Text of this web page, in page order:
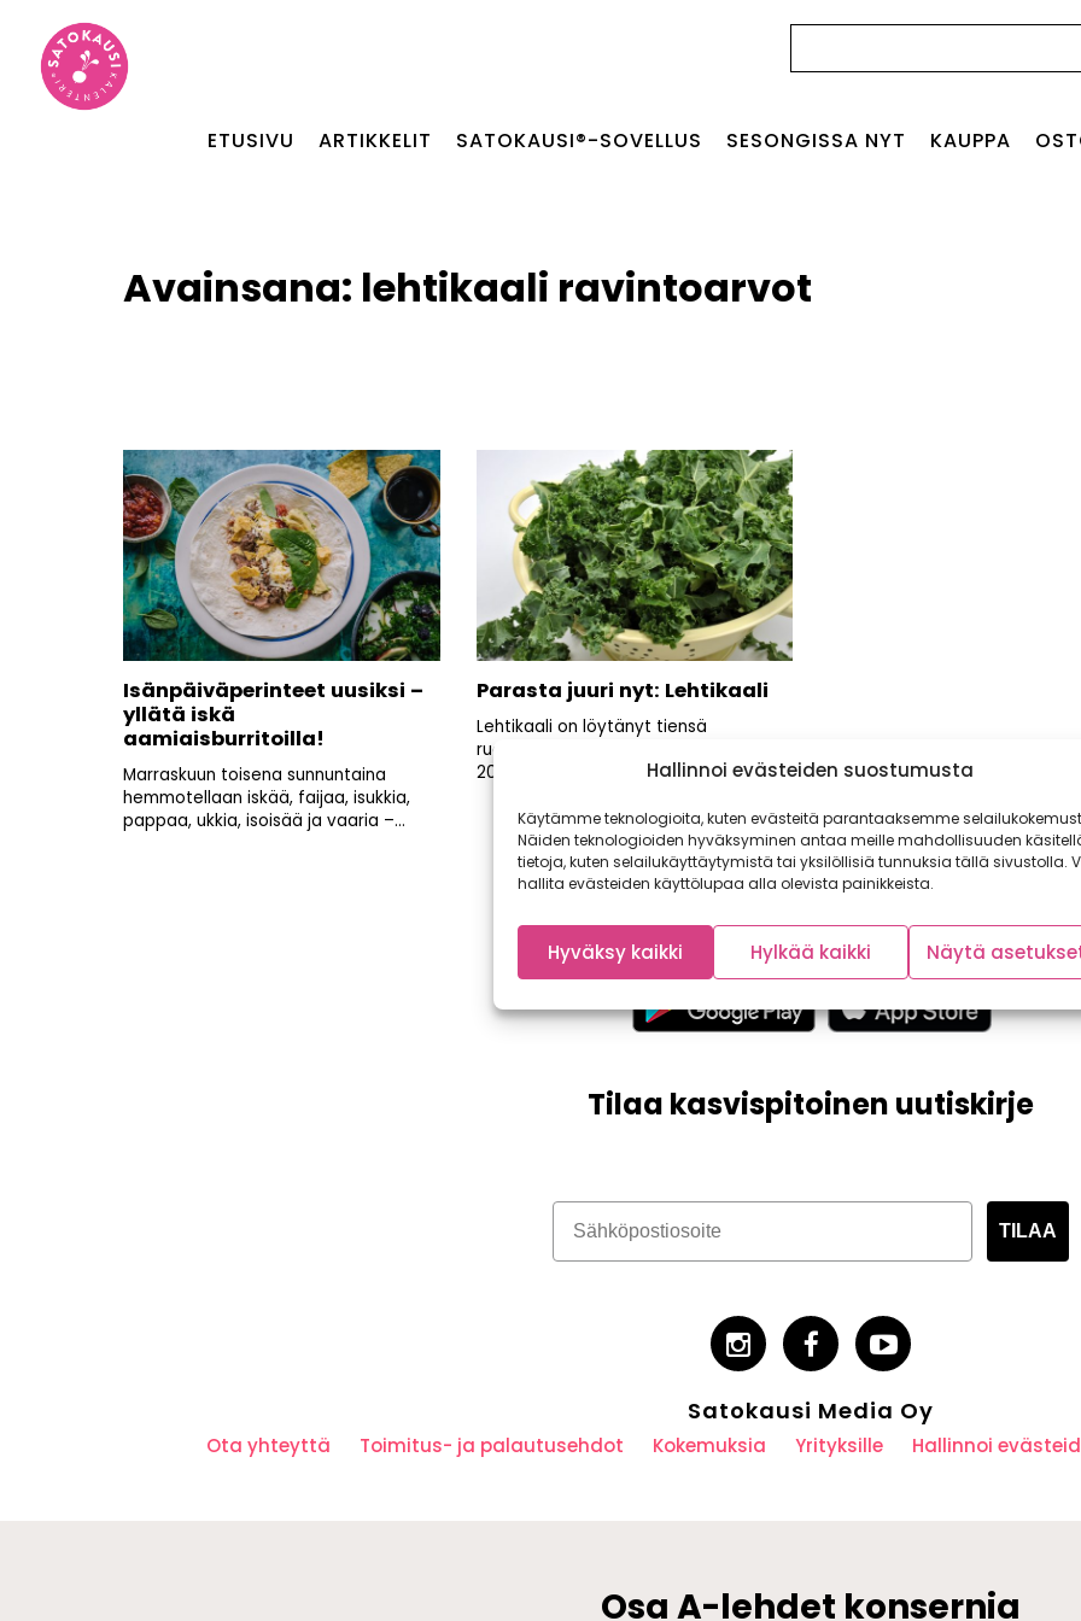
Hallinnoi evästeiden suostumusta
Käytämme teknologioita, kuten evästeitä parantaaksemme
Näiden teknologioiden hyväksyminen antaa meille mahdollisuuden
tietoja, kuten selailukäyttäytymistä tai yksilöllisiä tunnuksia tällä sivustolla.
hallita evästeiden käyttölupaa alla olevista painikkeista.
Hyväksy kaikki Hylkää kaikki Näytä
ETUSIVU ARTIKKELIT SATOKAUSI®-SOVELLUS SESONGISSA NYT KAUPPA
Avainsana: lehtikaali ravintoarvot
Isänpäiväperinteet uusiksi –
yllätä iskä
aamiaisburritoilla!
Marraskuun toisena sunnuntaina
hemmotellaan iskää, faijaa, isukkia,
pappaa, ukkia, isoisää ja vaaria –...
Parasta juuri nyt: Lehtikaali
Lehtikaali on löytänyt tiensä
ruokakauppoihin. Lehtikaali oli vuoden
2013 hittikasvis ja se on jatkanut...
Tilaa kasvispitoinen uutiskirje
TILAA
Satokausi Media Oy
Ota yhteyttä Toimitus- ja palautusehdot Kokemuksia Yrityksille Hallinnoi
Osa A-lehdet konsernia